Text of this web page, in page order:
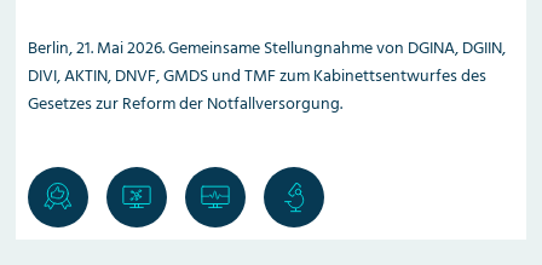
Berlin, 21. Mai 2026. Gemeinsame Stellungnahme von DGINA, DGIIN,
DIVI, AKTIN, DNVF, GMDS und TMF zum Kabinettsentwurfes des
Gesetzes zur Reform der Notfallversorgung.